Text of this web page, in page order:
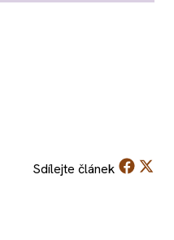
Sdílejte článek